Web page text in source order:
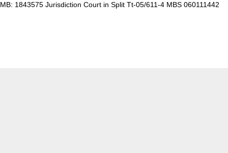
MB: 1843575 Jurisdiction Court in Split Tt-05/611-4 MBS 060111442